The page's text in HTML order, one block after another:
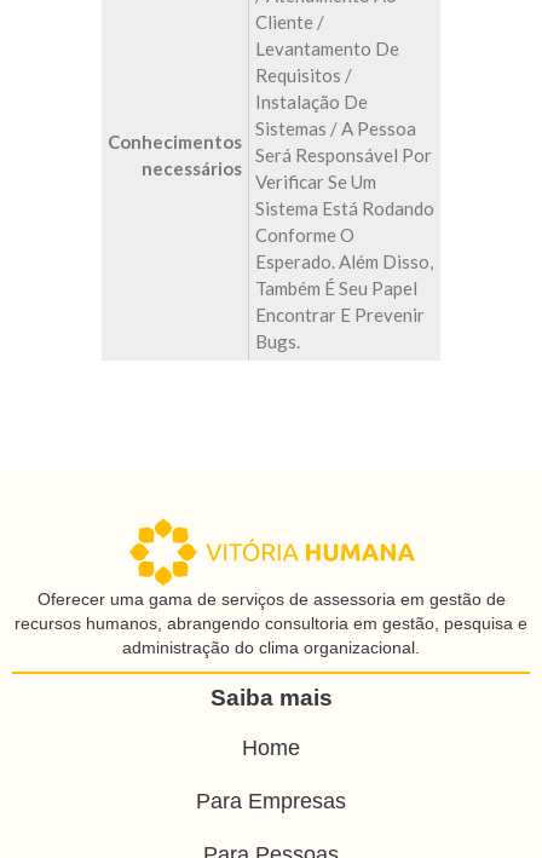
Conhecimentos
necessários
Cliente /
Levantamento De
Requisitos /
Instalação De
Sistemas / A Pessoa
Será Responsável Por
Verificar Se Um
Sistema Está Rodando
Conforme O
Esperado. Além Disso,
Também É Seu Papel
Encontrar E Prevenir
Bugs.
Oferecer uma gama de serviços de assessoria em gestão de
recursos humanos, abrangendo consultoria em gestão, pesquisa e
administração do clima organizacional.
Saiba mais
Home
Para Empresas